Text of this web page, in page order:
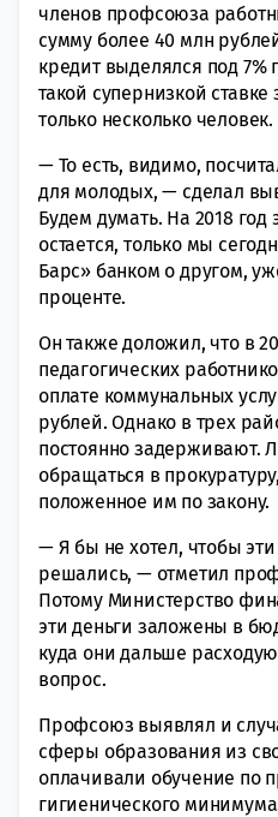
членов профсоюза
сумму более 40 млн
кредит выделялся под 7%
такой супернизкой
только несколько человек.
— То есть, видимо,
для молодых, — сделал
Будем думать. На 2018 год
остается, только мы
Барс» банком о другом,
проценте.
Он также доложил, что в
педагогических
оплате коммунальных
рублей. Однако в трех
постоянно задерживают.
обращаться в
положенное им по закону.
— Я бы не хотел, чтобы
решались, — отметил
Потому Министерство
эти деньги заложены в
куда они дальше
вопрос.
Профсоюз выявлял и
сферы образования из
оплачивали обучение по
гигиенического